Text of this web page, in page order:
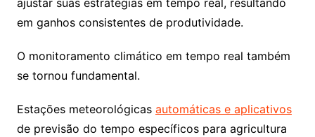
ajustar suas estratégias em tempo real, resultando
em ganhos consistentes de produtividade.
O monitoramento climático em tempo real também
se tornou fundamental.
Estações meteorológicas automáticas e aplicativos
de previsão do tempo específicos para agricultura